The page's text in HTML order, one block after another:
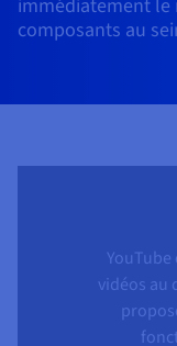
Documentation
Toutes les GPUs →
Roadmap & Changelog
IAM & Tenant
Roadmap & Changelog
Documentation
Roadmap & Changelog
Créer mon site en 1
Documentation
immédiatement le
composants au
vidéos au